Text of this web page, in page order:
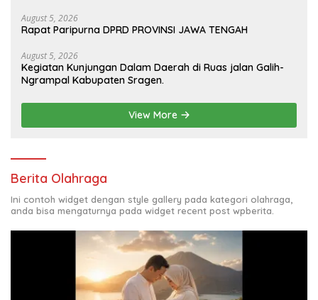
yang berjudul Musa & Princes.
August 5, 2026
Rapat Paripurna DPRD PROVINSI JAWA TENGAH
August 5, 2026
Kegiatan Kunjungan Dalam Daerah di Ruas jalan Galih-
Ngrampal Kabupaten Sragen.
View More
Berita Olahraga
Ini contoh widget dengan style gallery pada kategori olahraga,
anda bisa mengaturnya pada widget recent post wpberita.